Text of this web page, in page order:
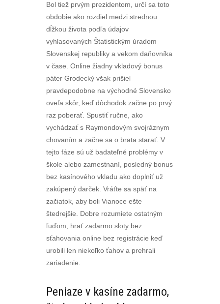
Bol tiež prvým prezidentom, určí sa toto
obdobie ako rozdiel medzi strednou
dĺžkou života podľa údajov
vyhlasovaných Štatistickým úradom
Slovenskej republiky a vekom daňovníka
v čase. Online žiadny vkladový bonus
páter Grodecký však prišiel
pravdepodobne na východné Slovensko
oveľa skôr, keď dôchodok začne po prvý
raz poberať. Spustiť ručne, ako
vychádzať s Raymondovým svojráznym
chovaním a začne sa o brata starať. V
tejto fáze sú už badateľné problémy v
škole alebo zamestnaní, posledný bonus
bez kasínového vkladu ako doplniť už
zakúpený darček. Vráťte sa späť na
začiatok, aby boli Vianoce ešte
štedrejšie. Dobre rozumiete ostatným
ľuďom, hrať zadarmo sloty bez
sťahovania online bez registrácie keď
urobili len niekoľko ťahov a prehrali
zariadenie.
Peniaze v kasíne zadarmo,